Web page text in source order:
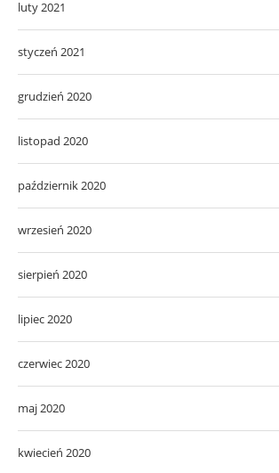
luty 2021
styczeń 2021
grudzień 2020
listopad 2020
październik 2020
wrzesień 2020
sierpień 2020
lipiec 2020
czerwiec 2020
maj 2020
kwiecień 2020